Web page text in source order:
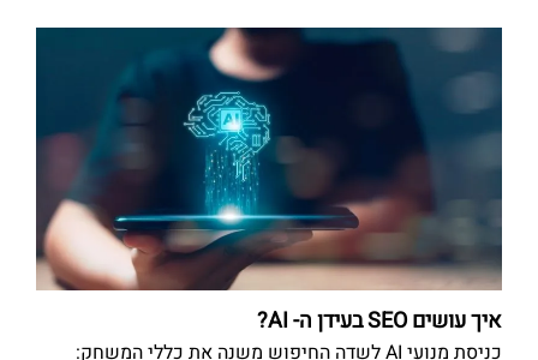
איך עושים SEO בעידן ה- AI?
כניסת מנועי AI לשדה החיפוש משנה את כללי המשחק: